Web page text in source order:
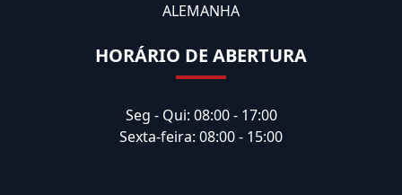
ALEMANHA
HORÁRIO DE ABERTURA
Seg - Qui: 08:00 - 17:00
Sexta-feira: 08:00 - 15:00